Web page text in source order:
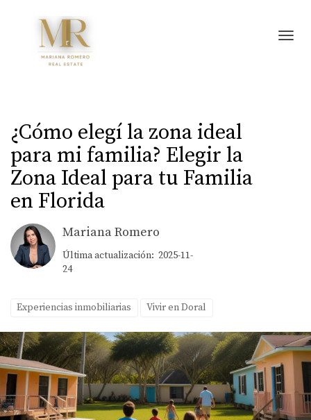
¿Cómo elegí la zona ideal
para mi familia? Elegir la
Zona Ideal para tu Familia
en Florida
Mariana Romero
Última actualización: 2025-11-
24
Experiencias inmobiliarias Vivir en Doral